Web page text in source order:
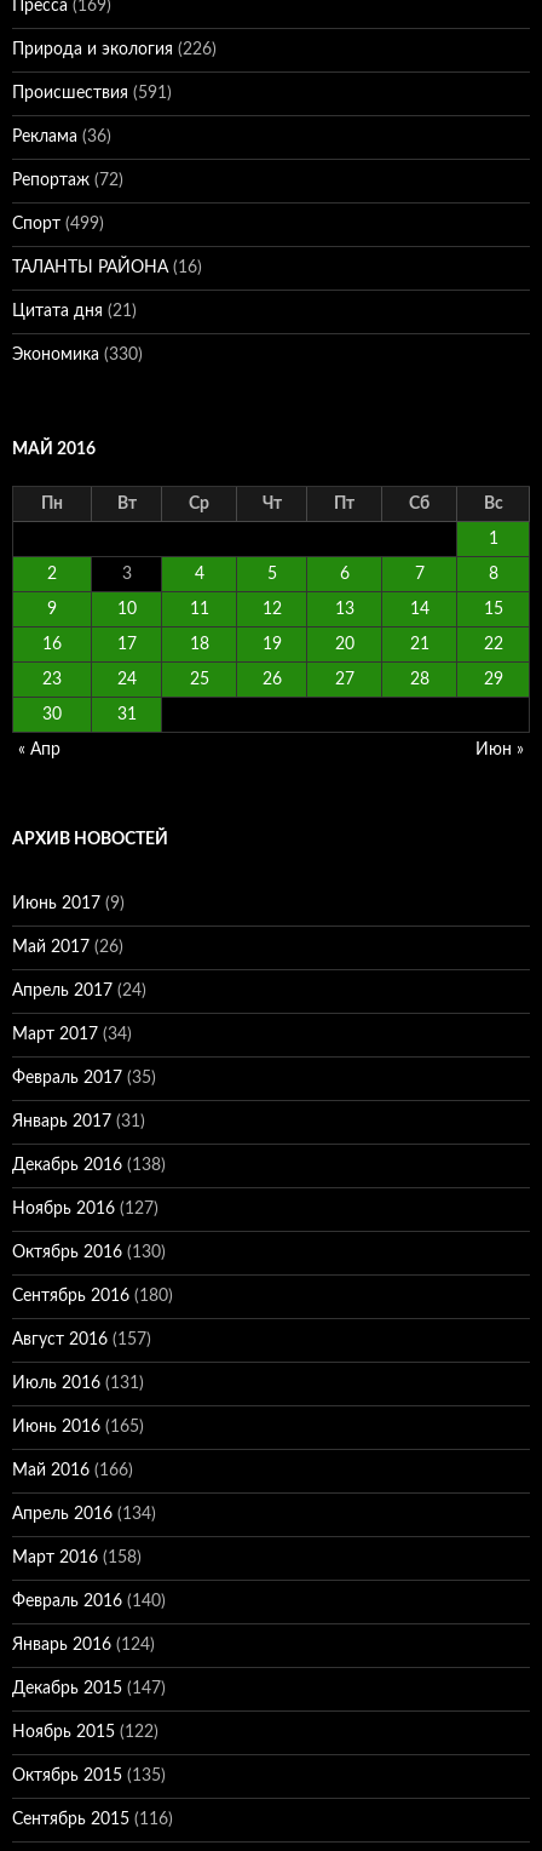
Пресса (169)
Природа и экология (226)
Происшествия (591)
Реклама (36)
Репортаж (72)
Спорт (499)
ТАЛАНТЫ РАЙОНА(16)
Цитата дня (21)
Экономика (330)
МАЙ 2016
Пн Вт Ср Чт Пт Сб Вс
1
2 3 4 5 6 7 8
9 10 11 12 13 14 15
16 17 18 19 20 21 22
23 24 25 26 27 28 29
30 31
« Апр Июн »
АРХИВ НОВОСТЕЙ
Июнь 2017 (9)
Май 2017 (26)
Апрель 2017 (24)
Март 2017 (34)
Февраль 2017 (35)
Январь 2017 (31)
Декабрь 2016 (138)
Ноябрь 2016 (127)
Октябрь 2016 (130)
Сентябрь 2016 (180)
Август 2016 (157)
Июль 2016 (131)
Июнь 2016 (165)
Май 2016 (166)
Апрель 2016 (134)
Март 2016 (158)
Февраль 2016 (140)
Январь 2016 (124)
Декабрь 2015 (147)
Ноябрь 2015 (122)
Октябрь 2015 (135)
Сентябрь 2015 (116)